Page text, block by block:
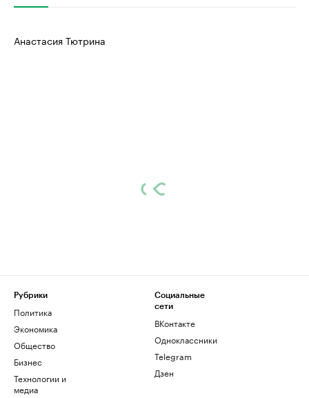
Анастасия Тютрина
Рубрики
Политика
Экономика
Общество
Бизнес
Технологии и
медиа
Социальные
сети
ВКонтакте
Одноклассники
Telegram
Дзен